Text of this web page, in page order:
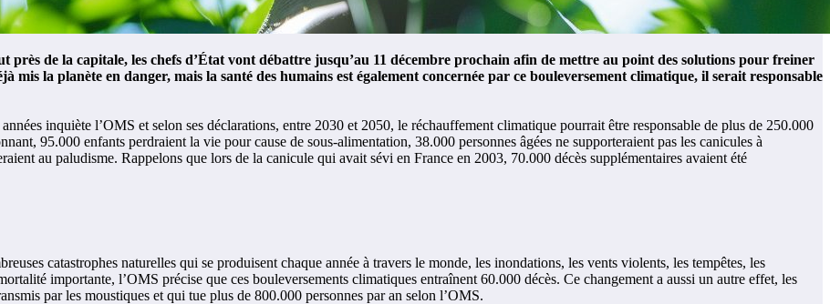
de la capitale, les chefs d’État vont débattre jusqu’au 11 décembre prochain afin de mettre au point des solutions pour freiner
la planète en danger, mais la santé des humains est également concernée par ce bouleversement climatique, il serait responsable
inquiète l’OMS et selon ses déclarations, entre 2030 et 2050, le réchauffement climatique pourrait être responsable de plus de 250.000
95.000 enfants perdraient la vie pour cause de sous-alimentation, 38.000 personnes âgées ne supporteraient pas les canicules à
au paludisme. Rappelons que lors de la canicule qui avait sévi en France en 2003, 70.000 décès supplémentaires avaient été
catastrophes naturelles qui se produisent chaque année à travers le monde, les inondations, les vents violents, les tempêtes, les
importante, l’OMS précise que ces bouleversements climatiques entraînent 60.000 décès. Ce changement a aussi un autre effet, les
par les moustiques et qui tue plus de 800.000 personnes par an selon l’OMS.